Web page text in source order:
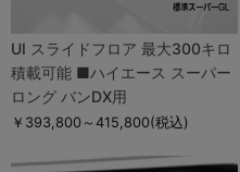
UI スライドフロア 最大300キロ
積載可能 ■ハイエース スーパー
ロング バンDX用
￥393,800～415,800(税込)